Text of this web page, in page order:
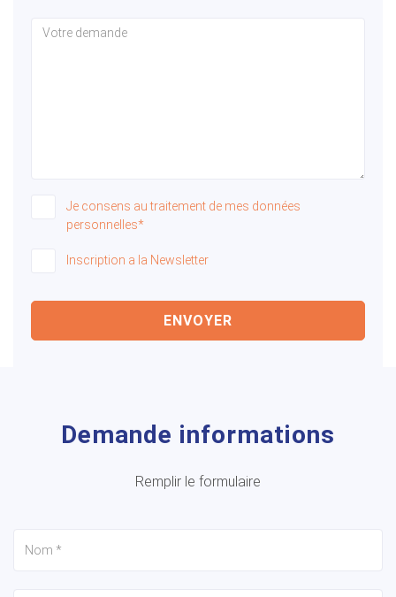
Je consens au traitement de mes données
personnelles*
Inscription a la Newsletter
ENVOYER
Demande informations
Remplir le formulaire